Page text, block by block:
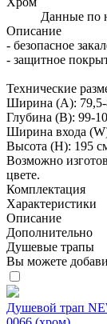
Данные по
Описание
- безопасное
- защитное
Технические
Ширина (A): 79,5-
Глубина (B): 99-
Ширина входа
Высота (H): 195
Возможно
цвете.
Комплектация
Характеристики
Описание
Дополнительно
Душевые трапы
Вы можете
Душевой трап